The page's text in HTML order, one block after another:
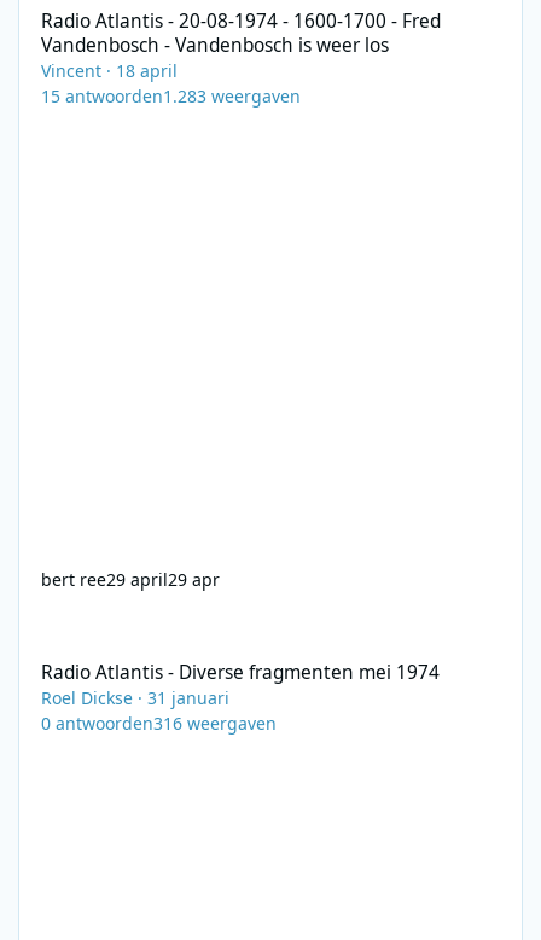
Radio Atlantis - 20-08-1974 - 1600-1700 - Fred
Vandenbosch - Vandenbosch is weer los
Vincent · 18 april
15 antwoorden1.283 weergaven
bert ree29 april29 apr
Radio Atlantis - Diverse fragmenten mei 1974
Roel Dickse ·31 januari
0 antwoorden316 weergaven